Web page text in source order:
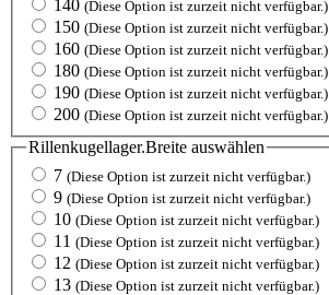
140 (Diese Option ist zurzeit nicht verfügbar.)
150 (Diese Option ist zurzeit nicht verfügbar.)
160 (Diese Option ist zurzeit nicht verfügbar.)
180 (Diese Option ist zurzeit nicht verfügbar.)
190 (Diese Option ist zurzeit nicht verfügbar.)
200 (Diese Option ist zurzeit nicht verfügbar.)
Rillenkugellager.Breite auswählen
7 (Diese Option ist zurzeit nicht verfügbar.)
9 (Diese Option ist zurzeit nicht verfügbar.)
10 (Diese Option ist zurzeit nicht verfügbar.)
11 (Diese Option ist zurzeit nicht verfügbar.)
12 (Diese Option ist zurzeit nicht verfügbar.)
13 (Diese Option ist zurzeit nicht verfügbar.)